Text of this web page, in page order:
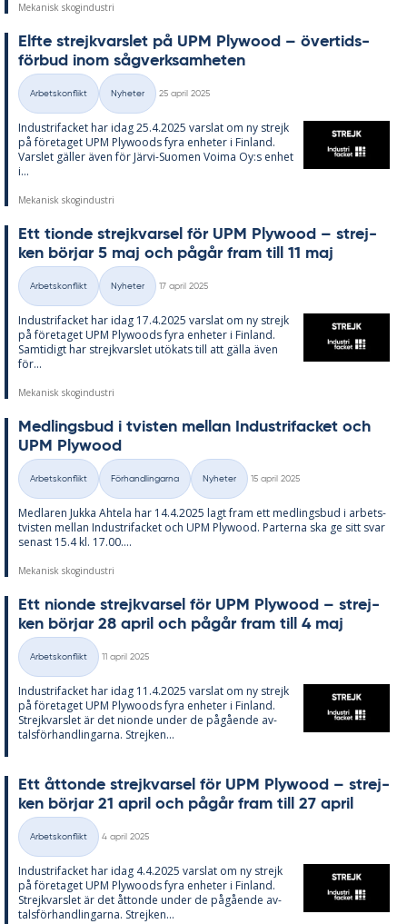
Mekanisk skogindustri
Elfte strejk­vars­let på UPM Ply­wood – över­tids­
för­bud inom såg­verk­sam­he­ten
Kategorier
Arbetskonflikt Nyheter
25 april 2025
In­du­stri­fac­ket har idag 25.4.2025 vars­lat om ny strejk
på fö­re­ta­get UPM Ply­woods fyra en­he­ter i Fin­land.
Vars­let gäl­ler även för Jär­vi-Su­o­men Vo­ima Oy:s en­het
i...
Mekanisk skogindustri
Ett ti­onde strejk­var­sel för UPM Ply­wood – strej­
ken bör­jar 5 maj och på­går fram till 11 maj
Kategorier
Arbetskonflikt Nyheter
17 april 2025
In­du­stri­fac­ket har idag 17.4.2025 vars­lat om ny strejk
på fö­re­ta­get UPM Ply­woods fyra en­he­ter i Fin­land.
Sam­ti­di­gt har strejk­vars­let ut­ö­ka­ts till att gäl­la även
för...
Mekanisk skogindustri
Med­lings­bud i tvis­ten mel­lan In­du­stri­fac­ket och
UPM Ply­wood
Kategorier
Arbetskonflikt Förhandlingarna Nyheter
15 april 2025
Med­la­ren Juk­ka Ah­te­la har 14.4.2025 lagt fram ett med­lings­bud i ar­bets­
tvis­ten mel­lan In­du­stri­fac­ket och UPM Ply­wood. Par­ter­na ska ge sitt svar
se­nast 15.4 kl. 17.00....
Mekanisk skogindustri
Ett ni­onde strejk­var­sel för UPM Ply­wood – strej­
ken bör­jar 28 april och på­går fram till 4 maj
Kategorier
Arbetskonflikt
11 april 2025
In­du­stri­fac­ket har idag 11.4.2025 vars­lat om ny strejk
på fö­re­ta­get UPM Ply­woods fyra en­he­ter i Fin­land.
Strejk­vars­let är det ni­onde un­der de på­gåen­de av­
tals­för­hand­ling­ar­na. Strej­ken...
Ett åt­ton­de strejk­var­sel för UPM Ply­wood – strej­
ken bör­jar 21 april och på­går fram till 27 april
Kategorier
Arbetskonflikt
4 april 2025
In­du­stri­fac­ket har idag 4.4.2025 vars­lat om ny strejk
på fö­re­ta­get UPM Ply­woods fyra en­he­ter i Fin­land.
Strejk­vars­let är det åt­ton­de un­der de på­gåen­de av­
tals­för­hand­ling­ar­na. Strej­ken...